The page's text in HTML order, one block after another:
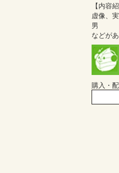
【内容
虚像、
男
などがあ
購入・